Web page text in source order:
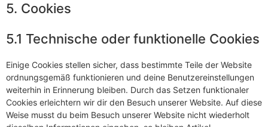
5. Cookies
5.1 Technische oder funktionelle Cookies
Einige Cookies stellen sicher, dass bestimmte Teile der Website
ordnungsgemäß funktionieren und deine Benutzereinstellungen
weiterhin in Erinnerung bleiben. Durch das Setzen funktionaler
Cookies erleichtern wir dir den Besuch unserer Website. Auf diese
Weise musst du beim Besuch unserer Website nicht wiederholt